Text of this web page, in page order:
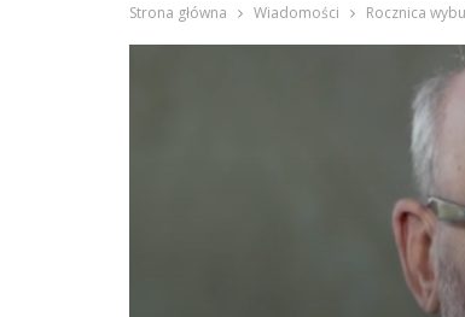
Strona główna Wiadomości Rocznica